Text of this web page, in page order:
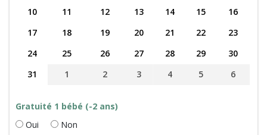
10
11 12 13 14 15
16
17
18 19 20 21 22
23
24
25 26 27 28 29
30
31
1 2 3 4 5 6
Gratuité 1 bébé (-2 ans)
Oui
Non